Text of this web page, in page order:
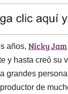
k
e
d
I
n
l
e
a
d
s
años, Nicky Jam
y hasta creó su
grandes
de